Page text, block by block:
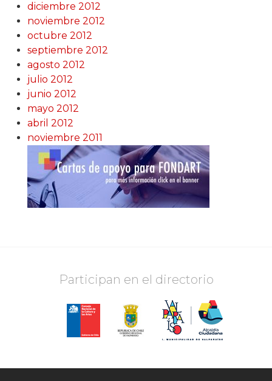
diciembre 2012
noviembre 2012
octubre 2012
septiembre 2012
agosto 2012
julio 2012
junio 2012
mayo 2012
abril 2012
noviembre 2011
Participan en el directorio